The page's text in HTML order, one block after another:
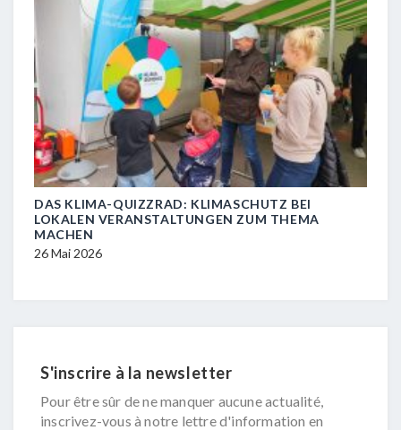
DAS KLIMA-QUIZZRAD: KLIMASCHUTZ BEI
LOKALEN VERANSTALTUNGEN ZUM THEMA
MACHEN
26 Mai 2026
S'inscrire à la newsletter
Pour être sûr de ne manquer aucune actualité,
inscrivez-vous à notre lettre d'information en